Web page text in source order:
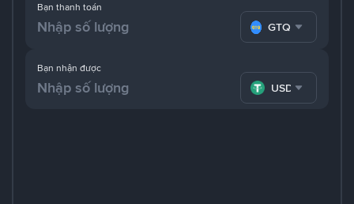
Bạn thanh toán
GTQ
Bạn nhận được
USDT